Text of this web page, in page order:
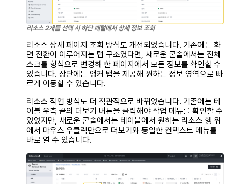
리소스 2개를 선택 시 하단 패털에서 상세 정보 조회
리소스 상세 페이지 조회 방식도 개선되었습니다. 기존에는 화
면 전환이 이루어지는 탭 구조였다면, 새로운 콘솔에서는 전체
스크롤 형식으로 변경해 한 페이지에서 모든 정보를 확인할 수
있습니다. 상단에는 앵커 탭을 제공해 원하는 정보 영역으로 빠
르게 이동할 수 있습니다.
리소스 작업 방식도 더 직관적으로 바뀌었습니다. 기존에는 테
이블 우측 끝의 더보기 버튼을 클릭해야 작업 메뉴를 확인할 수
있었지만, 새로운 콘솔에서는 테이블에서 원하는 리소스 행 위
에서 마우스 우클릭만으로 더보기와 동일한 컨텍스트 메뉴를
바로 열 수 있습니다.